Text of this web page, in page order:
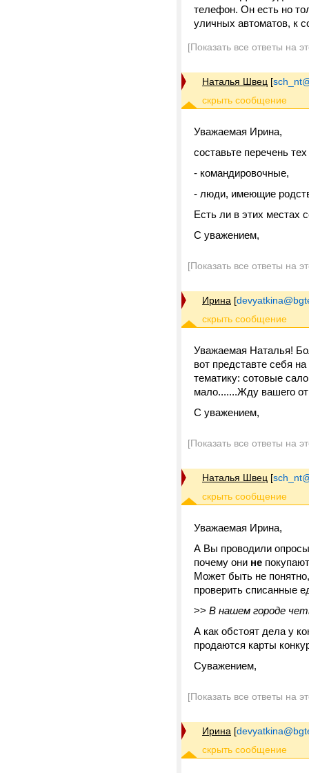
телефон. Он есть но
уличных автоматов, к
[Показать все ответы на
Наталья Швец [
Уважаемая Ирина,
составьте перечень
- командировочные,
- люди, имеющие
Есть ли в этих местах
С уважением,
[Показать все ответы на
Ирина [
Уважаемая Наталья!
вот представте себя
тематику: сотовые
мало.......Жду вашего
С уважением,
[Показать все ответы на
Наталья Швец [
Уважаемая Ирина,
А Вы проводили опросы
почему они не
Может быть не
проверить списанные
>> В нашем городе
А как обстоят дела у
продаются карты
Суважением,
[Показать все ответы на
Ирина [